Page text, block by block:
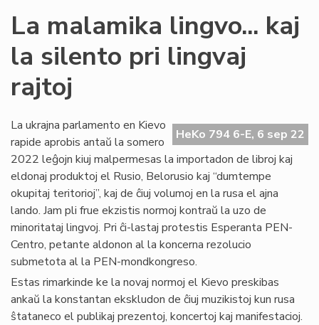
La malamika lingvo... kaj
la silento pri lingvaj
rajtoj
HeKo 794 6-E, 6 sep 22
La ukrajna parlamento en Kievo
rapide aprobis antaŭ la somero
2022 leĝojn kiuj malpermesas la importadon de libroj kaj
eldonaj produktoj el Rusio, Belorusio kaj “dumtempe
okupitaj teritorioj”, kaj de ĉiuj volumoj en la rusa el ajna
lando. Jam pli frue ekzistis normoj kontraŭ la uzo de
minoritataj lingvoj. Pri ĉi-lastaj protestis Esperanta PEN-
Centro, petante aldonon al la koncerna rezolucio
submetota al la PEN-mondkongreso.
Estas rimarkinde ke la novaj normoj el Kievo preskibas
ankaŭ la konstantan ekskludon de ĉiuj muzikistoj kun rusa
ŝtataneco el publikaj prezentoj, koncertoj kaj manifestacioj.